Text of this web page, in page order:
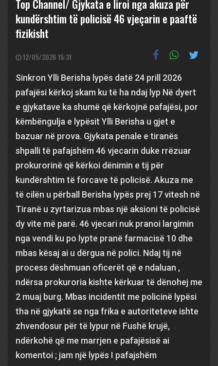
Top Channel/ Gjykata e liroi nga akuza për
kundërshtim të policisë 46 vjeçarin e paaftë
fizikisht
12/05/2026 15:31
Sinkron Ylli Berisha lypës datë 24 prill 2026
pafajësi kërkoj skam ku të ha ndaj lyp Në dyert
e gjykatave ka shumë që kërkojnë pafajësi, por
këmbëngulja e lypësit Ylli Berisha u gjet e
bazuar në prova. Gjykata penale e tiranës
shpalli të pafajshëm 46 vjecarin duke rrëzuar
prokurorinë që kërkoi dënimin e tij për
kundërshtim të forcave të policisë. Akuza me
të cilën u përball Berisha lypës prej 17 vitesh në
Tiranë u zyrtarizua mbas një aksioni të policisë
dy vite më parë. 46 vjecari nuk pranoi largimin
nga vendi ku po lypte pranë farmacisë 10 dhe
mbas kësaj ai u dërgua në polici. Ndaj tij në
process dëshmuan oficerët që e ndaluan ,
ndërsa prokuroria kishte kërkuar të dënohej me
2 muaj burg. Mbas incidentit me policinë lypësi
tha në gjykatë se nga frika e autoriteteve ishte
zhvendosur për të lypur në Fushë krujë,
ndërkohë që me marrjen e pafajësisë ai
komentoi ; jam një lypës I pafajshëm